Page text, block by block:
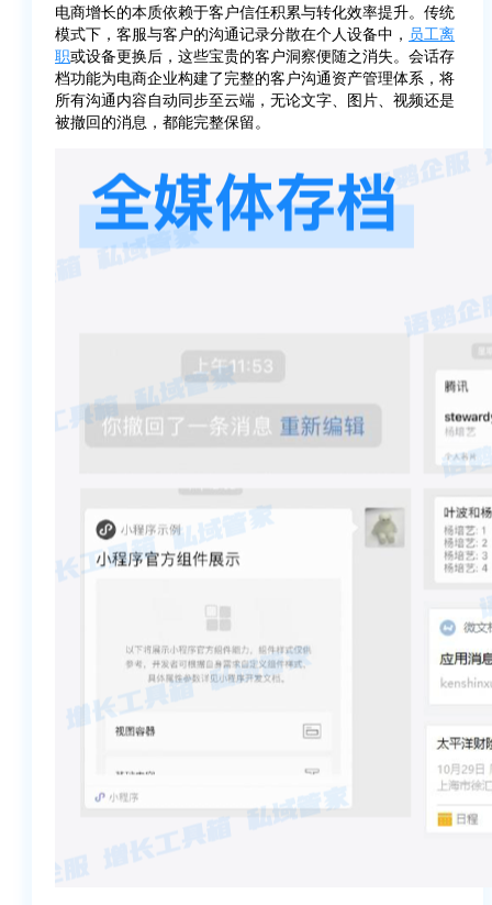
电商增长的本质依赖于客户信任积累与转化效率提升。传统
模式下，客服与客户的沟通记录分散在个人设备中， 员工离
职或设备更换后，这些宝贵的客户洞察便随之消失。会话存
档功能为电商企业构建了完整的客户沟通资产管理体系，将
所有沟通内容自动同步至云端，无论文字、图片、视频还是
被撤回的消息，都能完整保留。